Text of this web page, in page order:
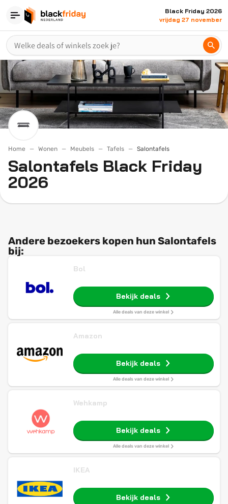
Black Friday 2026
vrijdag 27 november
Home Wonen Meubels Tafels Salontafels
Salontafels Black Friday
2026
Andere bezoekers kopen hun Salontafels
bij:
Bol
Bekijk deals
Alle deals van deze winkel
Amazon
Bekijk deals
Alle deals van deze winkel
Wehkamp
Bekijk deals
Alle deals van deze winkel
IKEA
Bekijk deals